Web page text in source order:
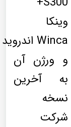
وینکا
Winca اندروید
و ورژن آن
به آخرین
نسخه
شرکت